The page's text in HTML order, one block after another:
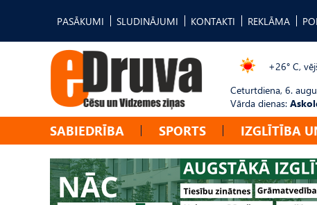
PASĀKUMI SLUDINĀJUMI KONTAKTI REKLĀMA
+26° C,
Ceturtdiena, 6.
Vārda dienas:
SABIEDRĪBA SPORTS IZGLĪTĪBA